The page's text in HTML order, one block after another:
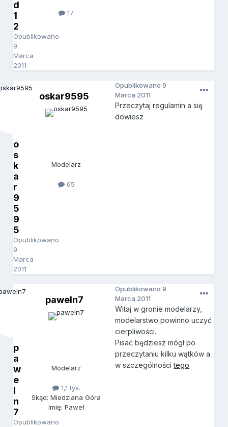
d
1
2
Opublikowano
9
Marca
2011
17
o
s
k
a
r
9
5
9
5
Opublikowano
9
Marca
2011
oskar9595
Modelarz
65
Opublikowano9
Marca 2011
Przeczytaj regulamin a się
dowiesz
p
a
w
e
l
n
7
Opublikowano
paweln7
Modelarz
1,1 tys.
Skąd: Miedziana Góra
Imię: Paweł
Opublikowano9
Marca 2011
Witaj w gronie modelarzy,
modelarstwo powinno uczyć
cierpliwości.
Pisać będziesz mógł po
przeczytaniu kilku wątków a
w szczególnościtego